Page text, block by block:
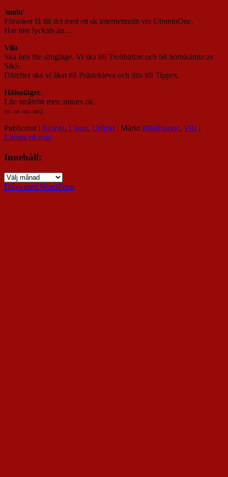
'moln'
Försoker få till det med ett sk internetmoln via UbuntuOne.
Har inte lyckats än…
Vila
Ska inta lite sängläge. Vi ska till Trollhättan och bli bortskämta av
S&S.
Därefter ska vi åkat till Prästekleva och titta till Tippex.
Hälsoläget:
Lite småtrött men annars ok.
[01–08–005–005]
Publicerat i Besökt, Linux, Utflykt | Märkt Bildfixande, Vila |
Lämna ett svar
Innehåll:
Innehåll:
Drivs med WordPress